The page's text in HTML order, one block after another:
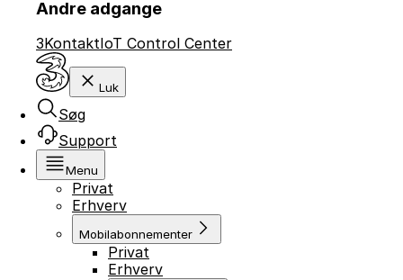
Andre adgange
3KontaktIoT Control Center
Luk
Søg
Support
Menu
Privat
Erhverv
Mobilabonnementer
Privat
Erhverv